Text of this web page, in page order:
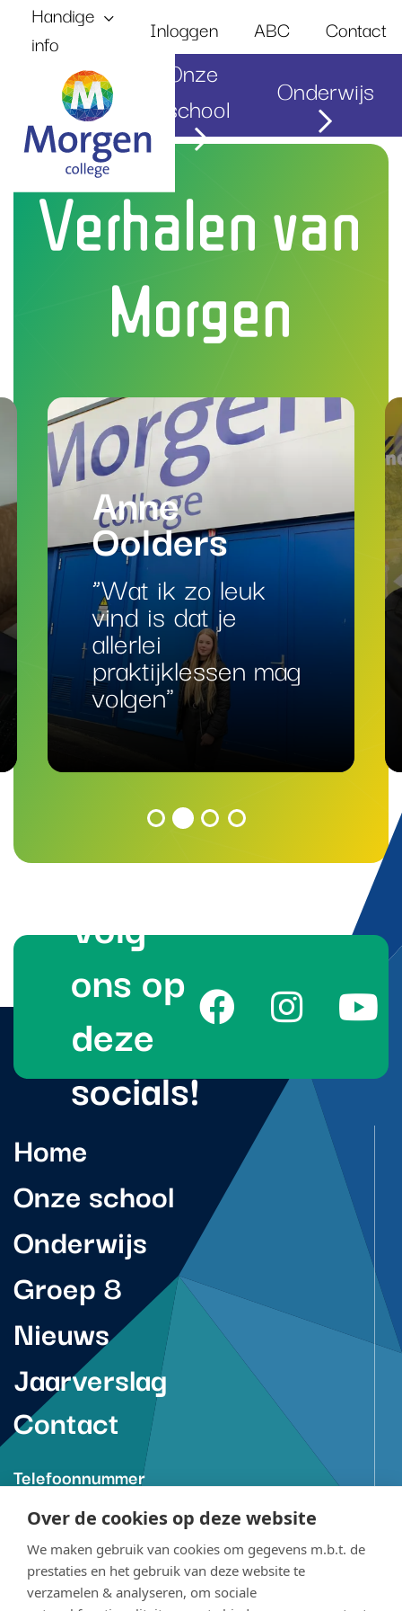
Over de cookies op deze website
We maken gebruik van cookies om gegevens m.b.t. de
prestaties en het gebruik van deze website te
verzamelen & analyseren, om sociale
Handige
info
Inloggen ABC Contact
Home
Onze
school
Onderwijs
Verhalen van
Morgen
Anne
Oolders
“Wat ik zo leuk
vind is dat je
allerlei
praktijklessen mag
volgen"
Volg
ons op
deze
socials!
Home
Onze school
Onderwijs
Groep 8
Nieuws
Jaarverslag
Contact
Telefoonnummer
088-850 7370
(tussen 08.00 en 16.30 uur)
E-mailadres